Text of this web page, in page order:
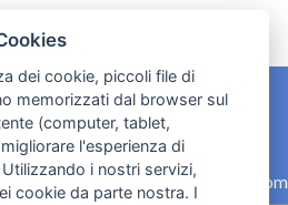
CONTATTI
contact.originebologna@gmail.com
dei cookie, piccoli file di
memorizzati dal browser sul
(computer, tablet,
l'esperienza di
i nostri servizi,
cookie da parte nostra. I